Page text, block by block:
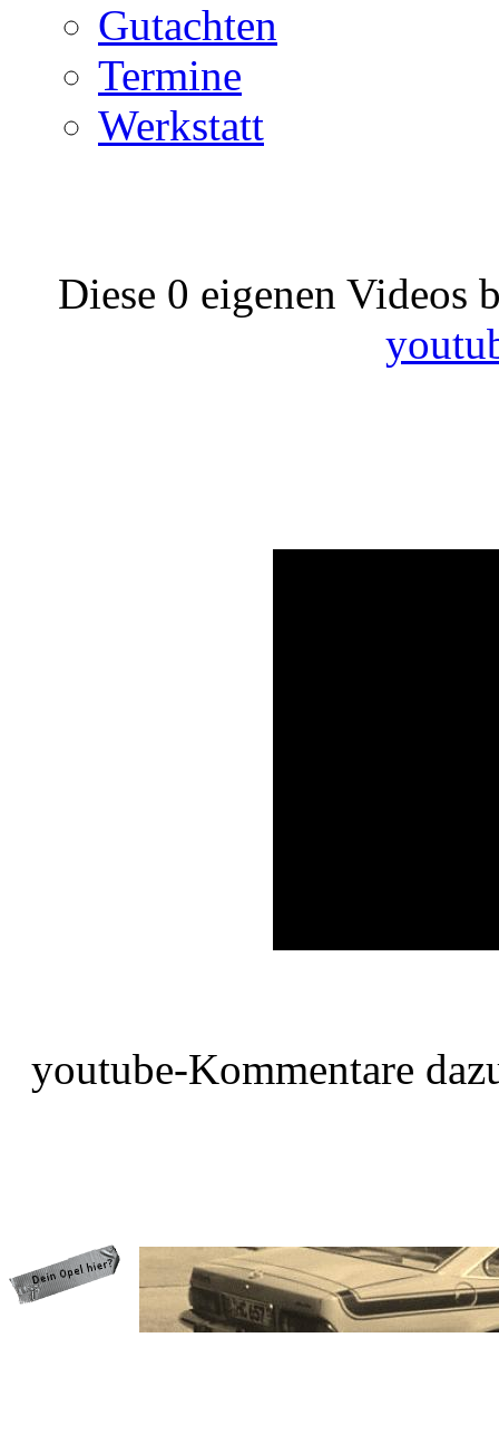
Gutachten
Termine
Werkstatt
Diese 0 eigenen Videos
youtube-Kommentare